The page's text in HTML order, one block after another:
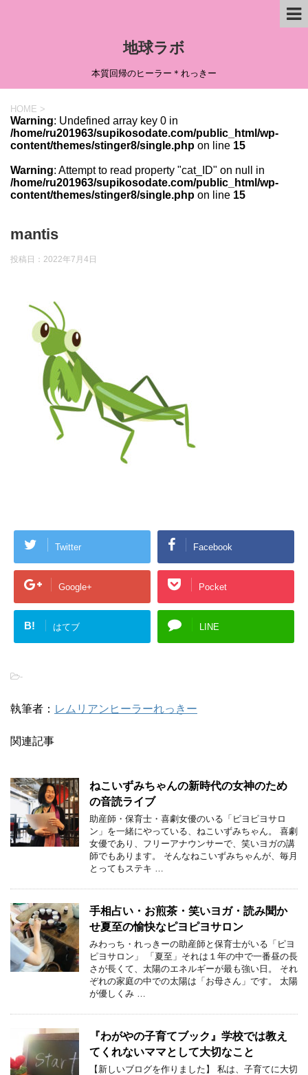
地球ラボ
本質回帰のヒーラー＊れっきー
HOME >
Warning: Undefined array key 0 in
/home/ru201963/supikosodate.com/public_html/wp-
content/themes/stinger8/single.php on line 15
Warning: Attempt to read property "cat_ID" on null in
/home/ru201963/supikosodate.com/public_html/wp-
content/themes/stinger8/single.php on line 15
mantis
投稿日： 2022年7月4日
Twitter Facebook
Google+ Pocket
B! はてブ LINE
-
執筆者： レムリアンヒーラーれっきー
関連記事
ねこいずみちゃんの新時代の女神のため
の音読ライブ
助産師・保育士・喜劇女優のいる「ピヨピヨサロ
ン」を一緒にやっている、ねこいずみちゃん。 喜劇
女優であり、フリーアナウンサーで、笑いヨガの講
師でもあります。 そんなねこいずみちゃんが、毎月
とってもステキ …
手相占い・お煎茶・笑いヨガ・読み聞か
せ夏至の愉快なピヨピヨサロン
みわっち・れっきーの助産師と保育士がいる「ピヨ
ピヨサロン」 「夏至」それは１年の中で一番昼の長
さが長くて、太陽のエネルギーが最も強い日。 それ
ぞれの家庭の中での太陽は「お母さん」です。 太陽
が優しくみ …
『わがやの子育てブック』学校では教え
てくれないママとして大切なこと
【新しいブログを作りました】 私は、子育てに大切